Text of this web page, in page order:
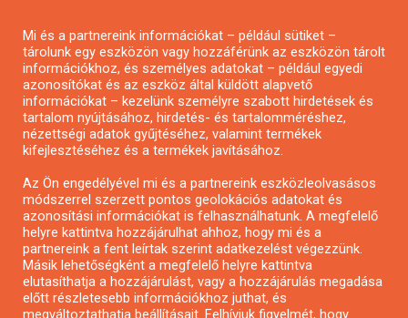
Pályázatírás civil szervezeteknek
Pályázatírás önkormányzatoknak
Pályázatfigyelés
Specifikus pályázatfigyelés vagy hírlevél
Pályázatok magánszemélyeknek
Pályázatok civil szervezeteknek
Pályázatok vállalkozásoknak
Önkormányzati pályázatok
Mi és a partnereink információkat – például sütiket –
tárolunk egy eszközön vagy hozzáférünk az eszközön tárolt
információkhoz, és személyes adatokat – például egyedi
azonosítókat és az eszköz által küldött alapvető
információkat – kezelünk személyre szabott hirdetések és
tartalom nyújtásához, hirdetés- és tartalomméréshez,
nézettségi adatok gyűjtéséhez, valamint termékek
kifejlesztéséhez és a termékek javításához.
Az Ön engedélyével mi és a partnereink eszközleolvasásos
módszerrel szerzett pontos geolokációs adatokat és
azonosítási információkat is felhasználhatunk. A megfelelő
helyre kattintva hozzájárulhat ahhoz, hogy mi és a
partnereink a fent leírtak szerint adatkezelést végezzünk.
Másik lehetőségként a megfelelő helyre kattintva
elutasíthatja a hozzájárulást, vagy a hozzájárulás megadása
előtt részletesebb információkhoz juthat, és
megváltoztathatja beállításait. Felhívjuk figyelmét, hogy